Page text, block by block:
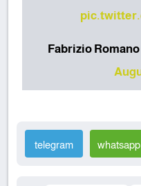
whatsapp
telegram